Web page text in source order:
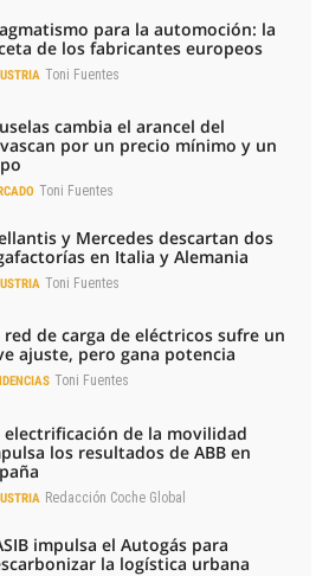
para la automoción: la
de los fabricantes europeos
Toni Fuentes
cambia el arancel del
por un precio mínimo y un
Toni Fuentes
y Mercedes descartan dos
en Italia y Alemania
Toni Fuentes
red de carga de eléctricos sufre un
ajuste, pero gana potencia
Toni Fuentes
electrificación de la movilidad
los resultados de ABB en
Redacción Coche Global
impulsa el Autogás para
la logística urbana